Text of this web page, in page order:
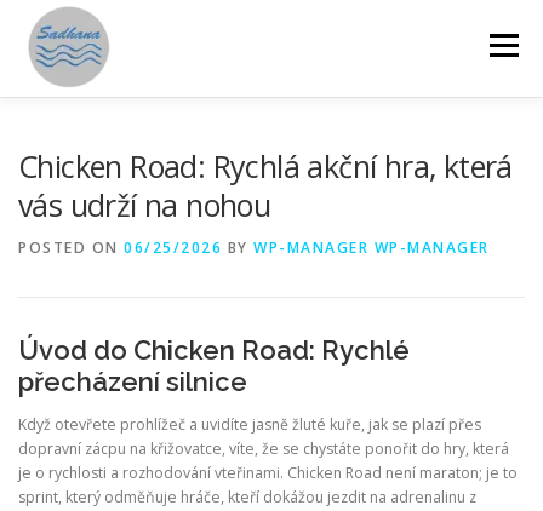
content
Menu
Chicken Road: Rychlá akční hra, která
vás udrží na nohou
POSTED ON 06/25/2026 BY WP-MANAGER WP-MANAGER
Úvod do Chicken Road: Rychlé
přecházení silnice
Když otevřete prohlížeč a uvidíte jasně žluté kuře, jak se plazí přes
dopravní zácpu na křižovatce, víte, že se chystáte ponořit do hry, která
je o rychlosti a rozhodování vteřinami. Chicken Road není maraton; je to
sprint, který odměňuje hráče, kteří dokážou jezdit na adrenalinu z